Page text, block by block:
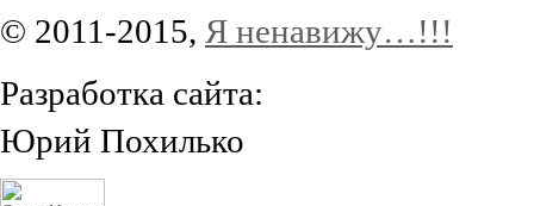
© 2011-2015, Я ненавижу…!!!
Разработка сайта:
Юрий Похилько